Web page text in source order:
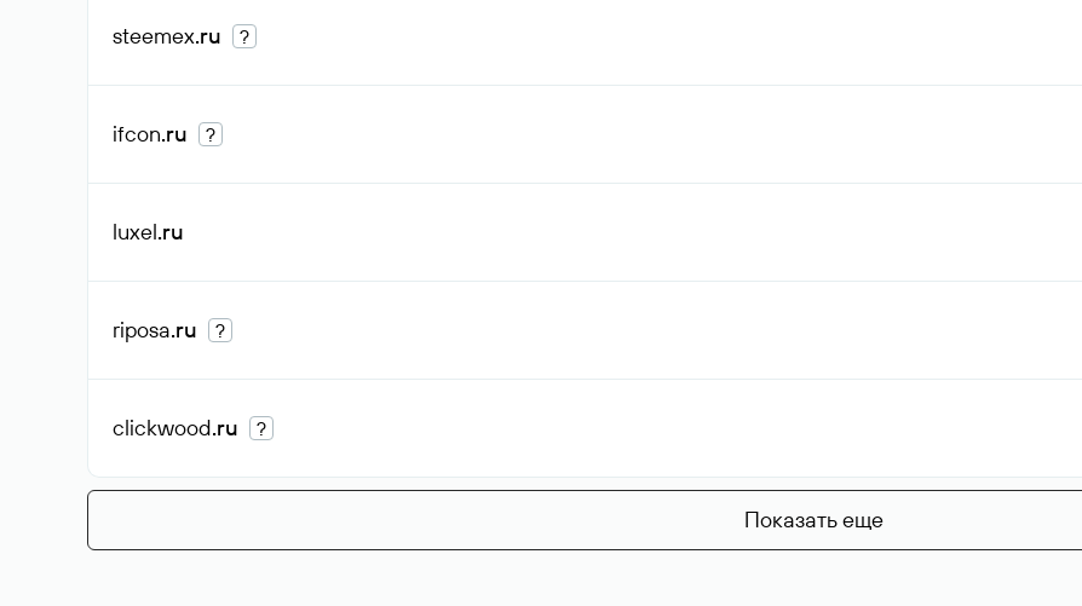
steemex.ru ?
ifcon.ru ?
luxel.ru
riposa.ru ?
clickwood.ru ?
Показать еще